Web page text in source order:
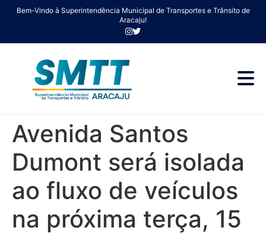
Bem-Vindo à Superintendência Municipal de Transportes e Trânsito de
Aracaju!
Avenida Santos
Dumont será isolada
ao fluxo de veículos
na próxima terça, 15